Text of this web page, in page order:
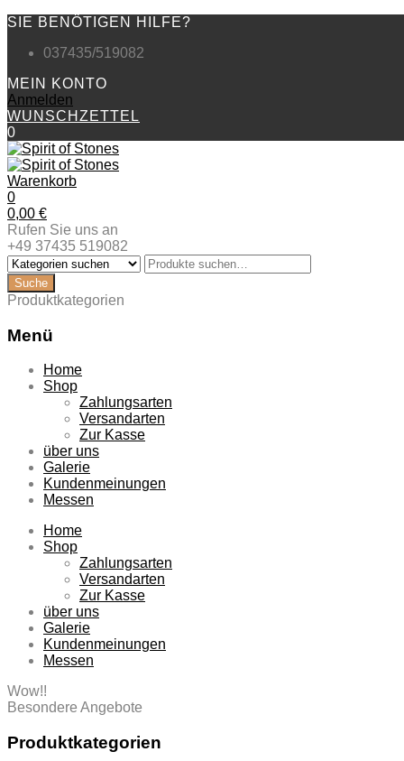
SIE BENÖTIGEN HILFE?
037435/519082
MEIN KONTO
Anmelden
WUNSCHZETTEL
0
Warenkorb
0
0,00 €
Rufen Sie uns an
+49 37435 519082
Produktkategorien
Menü
Zum
Inhalt
Home
Shop
Zahlungsarten
Versandarten
Zur Kasse
über uns
Galerie
Kundenmeinungen
Messen
Home
Shop
Zahlungsarten
Versandarten
Zur Kasse
über uns
Galerie
Kundenmeinungen
Messen
Wow!!
Besondere Angebote
Produktkategorien